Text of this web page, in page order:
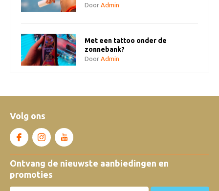
Door Admin
Met een tattoo onder de
zonnebank?
Door Admin
bodywash! Australian Gold Hemp
Chill Spray, Kids Lotion Sensitive
Protection & Face Guard Stick
Volg ons
Ontvang de nieuwste aanbiedingen en
promoties